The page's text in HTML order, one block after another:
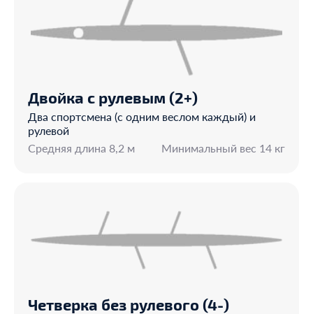
Двойка с рулевым (2+)
Два спортсмена (с одним веслом каждый) и
рулевой
Средняя длина 8,2 м
Минимальный вес 14 кг
Четверка без рулевого (4-)